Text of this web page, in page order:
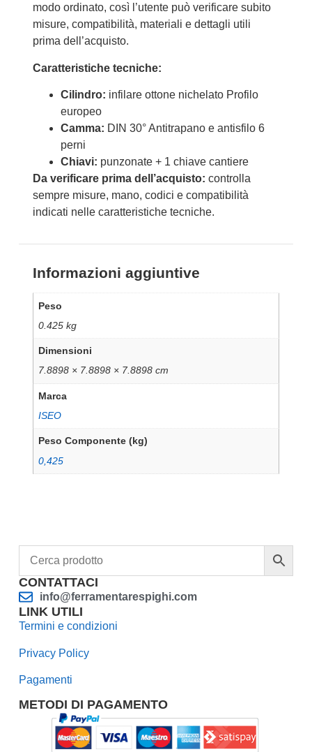
modo ordinato, così l’utente può verificare subito
misure, compatibilità, materiali e dettagli utili
prima dell’acquisto.
Caratteristiche tecniche:
Cilindro: infilare ottone nichelato Profilo
europeo
Camma: DIN 30° Antitrapano e antisfilo 6
perni
Chiavi: punzonate + 1 chiave cantiere
Da verificare prima dell’acquisto: controlla
sempre misure, mano, codici e compatibilità
indicati nelle caratteristiche tecniche.
Informazioni aggiuntive
Peso
0.425 kg
Dimensioni
7.8898 × 7.8898 × 7.8898 cm
Marca
ISEO
Peso Componente (kg)
0,425
CONTATTACI
info@ferramentarespighi.com
LINK UTILI
Termini e condizioni
Privacy Policy
Pagamenti
METODI DI PAGAMENTO